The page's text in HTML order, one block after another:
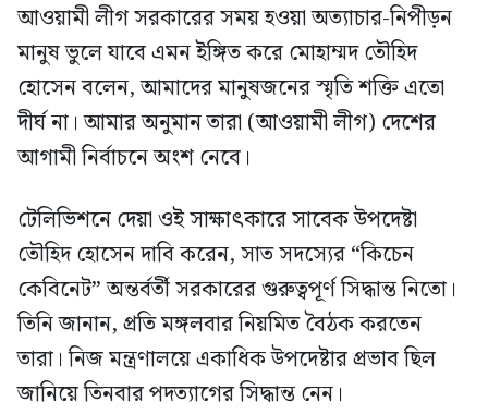
আওয়ামী লীগ সরকারের সময় হওয়া অত্যাচার-নিপীড়ন
মানুষ ভুলে যাবে এমন ইঙ্গিত করে মোহাম্মদ তৌহিদ
হোসেন বলেন, আমাদের মানুষজনের স্মৃতি শক্তি এতো
দীর্ঘ না। আমার অনুমান তারা (আওয়ামী লীগ) দেশের
আগামী নির্বাচনে অংশ নেবে।
টেলিভিশনে দেয়া ওই সাক্ষাৎকারে সাবেক উপদেষ্টা
তৌহিদ হোসেন দাবি করেন, সাত সদস্যের “কিচেন
কেবিনেট” অন্তর্বর্তী সরকারের গুরুত্বপূর্ণ সিদ্ধান্ত নিতো।
তিনি জানান, প্রতি মঙ্গলবার নিয়মিত বৈঠক করতেন
তারা। নিজ মন্ত্রণালয়ে একাধিক উপদেষ্টার প্রভাব ছিল
জানিয়ে তিনবার পদত্যাগের সিদ্ধান্ত নেন।